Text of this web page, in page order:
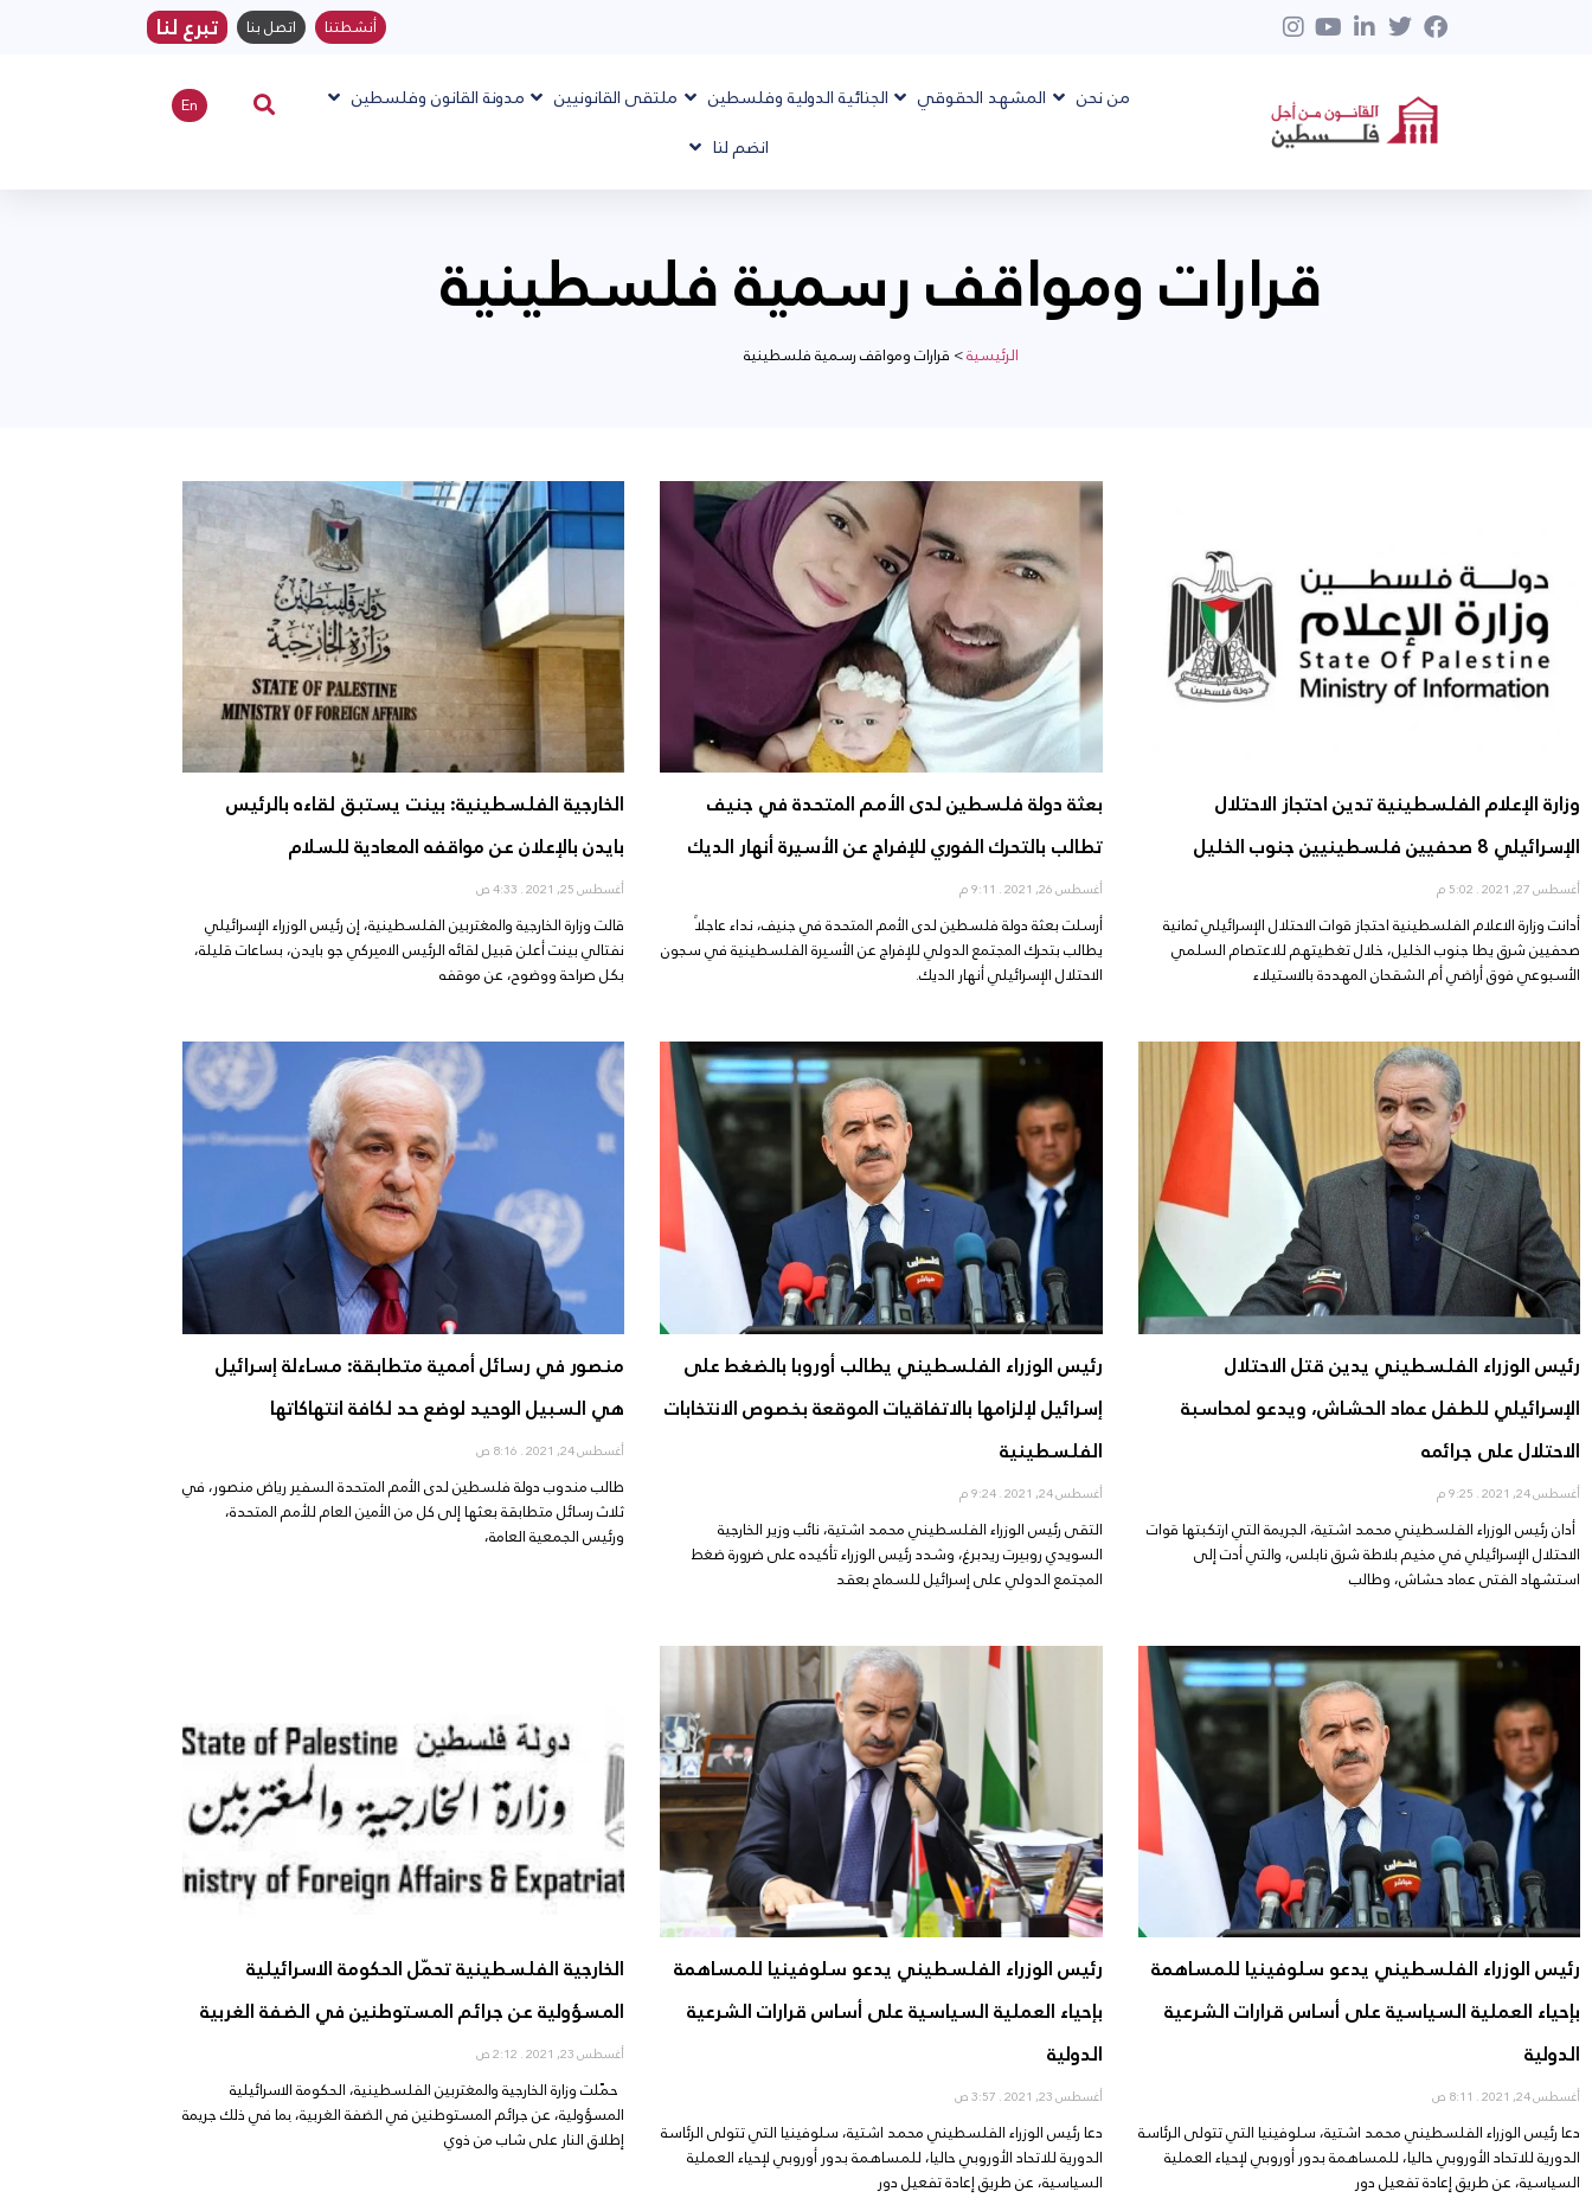
أنشطتنا اتصل بنا تبرع لنا
من نحن المشهد الحقوقي الجنائية الدولية وفلسطين ملتقى القانونيين مدونة القانون وفلسطين
انضم لنا
En
قرارات ومواقف رسمية فلسطينية
الرئيسية> قرارات ومواقف رسمية فلسطينية
وزارة الإعلام الفلسطينية تدين احتجاز الاحتلال
الإسرائيلي 8 صحفيين فلسطينيين جنوب الخليل
أغسطس 27, 2021
أدانت وزارة الاعلام الفلسطينية احتجاز قوات الاحتلال الإسرائيلي ثمانية
صحفيين شرق يطا جنوب الخليل، خلال تغطيتهم للاعتصام السلمي
الأسبوعي فوق أراضي أم الشقحان المهددة بالاستيلاء
بعثة دولة فلسطين لدى الأمم المتحدة في جنيف
تطالب بالتحرك الفوري للإفراج عن الأسيرة أنهار الديك
أغسطس 26, 2021
أرسلت بعثة دولة فلسطين لدى الأمم المتحدة في جنيف، نداء عاجلاً
يطالب بتحرك المجتمع الدولي للإفراج عن الأسيرة الفلسطينية في سجون
الاحتلال الإسرائيلي أنهار الديك.
الخارجية الفلسطينية: بينت يستبق لقاءه بالرئيس
بايدن بالإعلان عن مواقفه المعادية للسلام
أغسطس 25, 2021
قالت وزارة الخارجية والمغتربين الفلسطينية، إن رئيس الوزراء الإسرائيلي
نفتالي بينت أعلن قبيل لقائه الرئيس الاميركي جو بايدن، بساعات قليلة،
بكل صراحة ووضوح، عن موقفه
رئيس الوزراء الفلسطيني يدين قتل الاحتلال
الإسرائيلي للطفل عماد الحشاش، ويدعو لمحاسبة
الاحتلال على جرائمه
أغسطس 24, 2021
أدان رئيس الوزراء الفلسطيني محمد اشتية، الجريمة التي ارتكبتها قوات
الاحتلال الإسرائيلي في مخيم بلاطة شرق نابلس، والتي أدت إلى
استشهاد الفتى عماد حشاش، وطالب
رئيس الوزراء الفلسطيني يطالب أوروبا بالضغط على
إسرائيل لإلزامها بالاتفاقيات الموقعة بخصوص الانتخابات
الفلسطينية
أغسطس 24, 2021 9:24 م
التقى رئيس الوزراء الفلسطيني محمد اشتية، نائب وزير الخارجية
السويدي روبيرت ريدبرغ، وشدد رئيس الوزراء تأكيده على ضرورة ضغط
المجتمع الدولي على إسرائيل للسماح بعقد
منصور في رسائل أممية متطابقة: مساءلة إسرائيل
هي السبيل الوحيد لوضع حد لكافة انتهاكاتها
أغسطس 24, 2021
طالب مندوب دولة فلسطين لدى الأمم المتحدة السفير رياض منصور، في
ثلاث رسائل متطابقة بعثها إلى كل من الأمين العام للأمم المتحدة،
ورئيس الجمعية العامة،
رئيس الوزراء الفلسطيني يدعو سلوفينيا للمساهمة
بإحياء العملية السياسية على أساس قرارات الشرعية
الدولية
أغسطس 24, 2021
دعا رئيس الوزراء الفلسطيني محمد اشتية، سلوفينيا التي تتولى الرئاسة
الدورية للاتحاد الأوروبي حاليا، للمساهمة بدور أوروبي لإحياء العملية
السياسية، عن طريق إعادة تفعيل دور
رئيس الوزراء الفلسطيني يدعو سلوفينيا للمساهمة
بإحياء العملية السياسية على أساس قرارات الشرعية
الدولية
أغسطس 23, 2021
دعا رئيس الوزراء الفلسطيني محمد اشتية، سلوفينيا التي تتولى الرئاسة
الدورية للاتحاد الأوروبي حاليا، للمساهمة بدور أوروبي لإحياء العملية
السياسية، عن طريق إعادة تفعيل دور
الخارجية الفلسطينية تحمّل الحكومة الاسرائيلية
المسؤولية عن جرائم المستوطنين في الضفة الغربية
أغسطس 23, 2021
حمّلت وزارة الخارجية والمغتربين الفلسطينية، الحكومة الاسرائيلية
المسؤولية، عن جرائم المستوطنين في الضفة الغربية، بما في ذلك جريمة
إطلاق النار على شاب من ذوي